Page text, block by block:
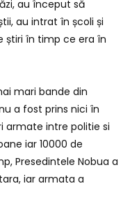
au început să
au intrat în școli și
știri în timp ce era în
mari bande din
a fost prins nici în
armate intre politie si
iar 10000 de
Presedintele Nobua a
iar armata a